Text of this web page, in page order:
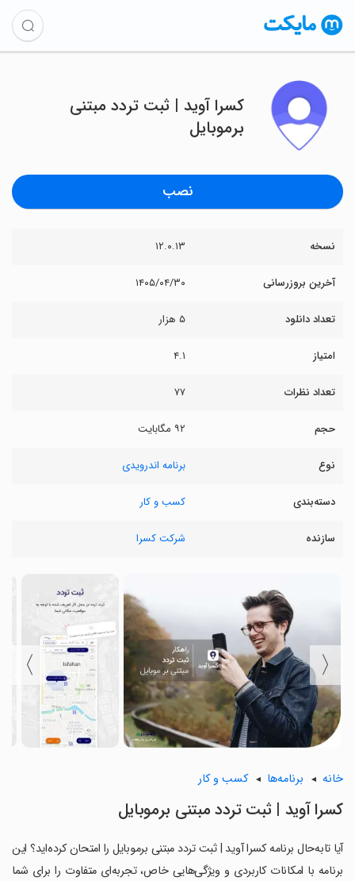
‏کسرا آوید | ثبت تردد مبتنی
برموبایل
نصب
نسخه ۱۲.۰.۱۳
آخرین بروزرسانی ۱۴۰۵/۰۴/۳۰
تعداد دانلود ۵ هزار
امتیاز ۴.۱
تعداد نظرات ۷۷
حجم ۹۲ مگابایت
نوع برنامه اندرویدی
دسته‌بندی کسب و کار
سازنده شرکت کسرا
〈
〉
خانه برنامه‌ها کسب و کار
‏کسرا آوید | ثبت تردد مبتنی برموبایل
آیا تابه‌حال برنامه ‏کسرا آوید | ثبت تردد مبتنی برموبایل را امتحان کرده‌اید؟ این
برنامه با امکانات کاربردی و ویژگی‌هایی خاص، تجربه‌ای متفاوت را برای شما